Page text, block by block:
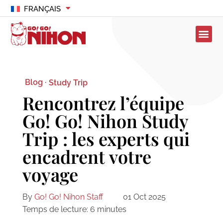
FRANÇAIS
Blog · Study Trip
Rencontrez l’équipe
Go! Go! Nihon Study
Trip : les experts qui
encadrent votre
voyage
By Go! Go! Nihon Staff
01 Oct 2025
Temps de lecture: 6 minutes